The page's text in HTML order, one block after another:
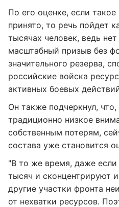
По его оценке, если
принято, то речь пойдет
тысячах человек, ведь
масштабный призыв без
значительного резерва,
российские войска
активных боевых
Он также подчеркнул,
традиционно низкое
собственным потерям,
состава уже становится
"В то же время, даже если
тысяч и сконцентрируют
другие участки фронта
от нехватки ресурсов.